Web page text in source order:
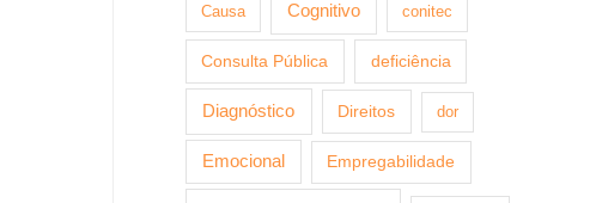
Causa Cognitivo conitec
Consulta Pública deficiência
Diagnóstico Direitos dor
Emocional Empregabilidade